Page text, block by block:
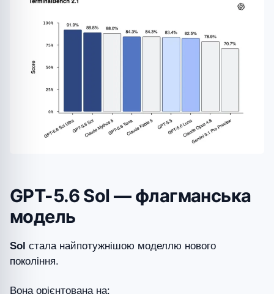
GPT-5.6 Sol — флагманська
модель
Sol стала найпотужнішою моделлю нового
покоління.
Вона орієнтована на: